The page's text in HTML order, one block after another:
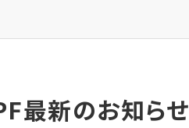
最新のお知らせ